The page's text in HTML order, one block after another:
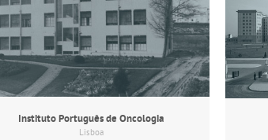
Instituto Português de Oncologia
Lisboa